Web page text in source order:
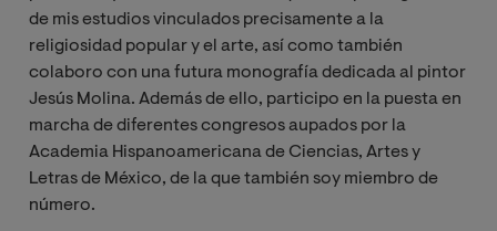
de mis estudios vinculados precisamente a la
religiosidad popular y el arte, así como también
colaboro con una futura monografía dedicada al pintor
Jesús Molina. Además de ello, participo en la puesta en
marcha de diferentes congresos aupados por la
Academia Hispanoamericana de Ciencias, Artes y
Letras de México, de la que también soy miembro de
número.